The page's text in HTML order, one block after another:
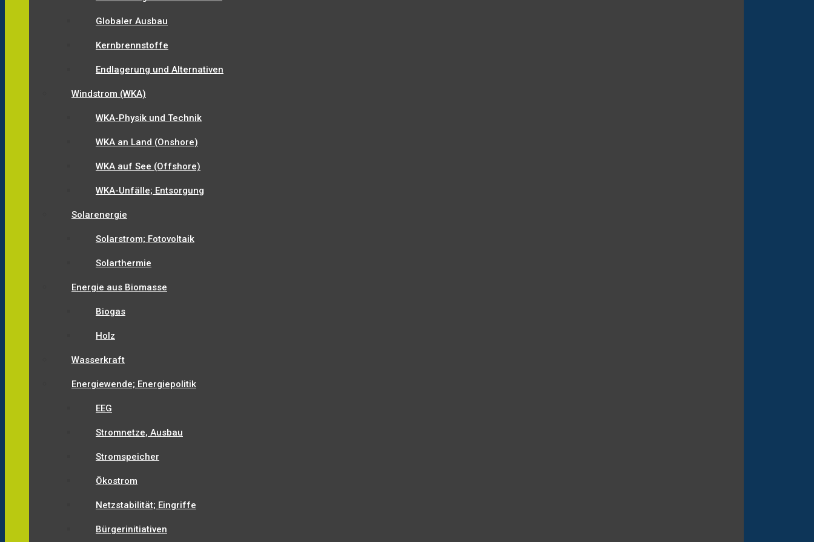
Globaler Ausbau
Kernbrennstoffe
Endlagerung und Alternativen
Windstrom (WKA)
WKA-Physik und Technik
WKA an Land (Onshore)
WKA auf See (Offshore)
WKA-Unfälle; Entsorgung
Solarenergie
Solarstrom; Fotovoltaik
Solarthermie
Energie aus Biomasse
Biogas
Holz
Wasserkraft
Energiewende; Energiepolitik
EEG
Stromnetze, Ausbau
Stromspeicher
Ökostrom
Netzstabilität; Eingriffe
Bürgerinitiativen